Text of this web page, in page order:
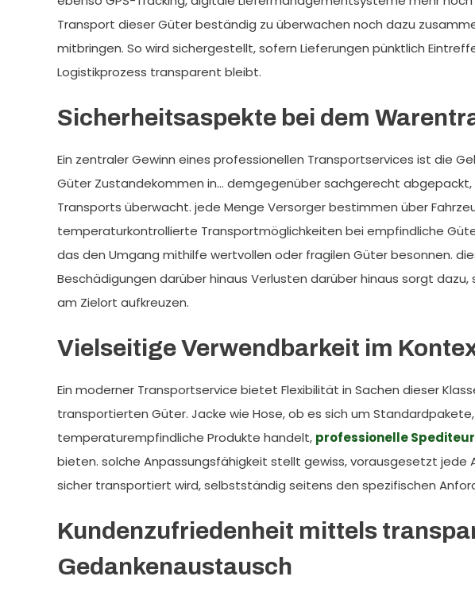
Transport dieser Güter beständig zu überwachen noch dazu
mitbringen. So wird sichergestellt, sofern Lieferungen pünktlich
Logistikprozess transparent bleibt.
Sicherheitsaspekte bei dem
Ein zentraler Gewinn eines professionellen Transportservices ist die
Güter Zustandekommen in… demgegenüber sachgerecht
Transports überwacht. jede Menge Versorger bestimmen über
temperaturkontrollierte Transportmöglichkeiten bei empfindliche
das den Umgang mithilfe wertvollen oder fragilen Güter besonnen.
Beschädigungen darüber hinaus Verlusten darüber hinaus sorgt
am Zielort aufkreuzen.
Vielseitige Verwendbarkeit im
Ein moderner Transportservice bietet Flexibilität in Sachen dieser
transportierten Güter. Jacke wie Hose, ob es sich um
temperaturempfindliche Produkte handelt, professionelle Spediteur
bieten. solche Anpassungsfähigkeit stellt gewiss, vorausgesetzt jede
sicher transportiert wird, selbstständig seitens den spezifischen
Kundenzufriedenheit mittels
Gedankenaustausch